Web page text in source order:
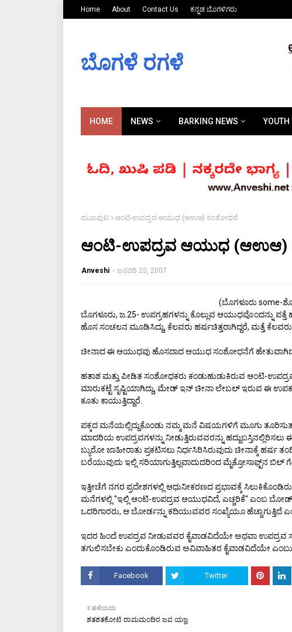
Home About Contact Us ಕನ್ನಡ ಬೊಗಳಿಗರು
ಬೊಗಳೆ ರಗಳೆ
HOME NEWS BARKING NEWS YOUTH
ಮುಖಪುಟ ಆಂಟಿ-ಉಪದ್ರವ ಆಯುಧ (ಆಉಆ) ಸಂಶೋಧನೆ
ಆಂಟಿ-ಉಪದ್ರವ ಆಯುಧ (ಆಉಆ)
Anveshi - ಜನವರಿ 25, 2007
(ಬೊಗಳೂರು some-
ಬೊಗಳೂರು, ಜ.25- ಉಪಗ್ರಹಗಳನ್ನು ಕೊಲ್ಲುವ ಆಯುಧವೊಂದನ್ನು ಪತ್ತೆ
ಹೊಸ ಸಂಚಲನ ಮೂಡಿಸಿದ್ದು, ಕೆಲವರು ಹರ್ಷಚಿತ್ತರಾಗಿದ್ದರೆ, ಮತ್ತೆ ಕೆಲವರು
ಚೀನಾದ ಈ ಆಯುಧವು ಹೊಸದಾದ ಆಯುಧ ಸಂಶೋಧನೆಗೆ
ಹತಾಶ ಮತ್ತು ಪೀಡಿತ ಸಂಶೋಧಕರು ಕಂಡುಹುಡುಕಿರುವ ಆಂಟಿ-
ಮಾರುಕಟ್ಟೆ ಸೃಷ್ಟಿಯಾಗಿದ್ದು, ಮೇಡ್ ಇನ್ ಚೀನಾ ಲೇಬಲ್ ಇರುವ ಈ
ಕೂತು ಕಾಯುತ್ತಿದ್ದಾರೆ.
ಪಕ್ಕದ ಮನೆಯಲ್ಲಿದ್ದುಕೊಂಡು ನಮ್ಮ ಮನೆ ವಿಷಯಗಳಿಗೆ ಮೂಗು
ಮಾದರಿಯ ಉಪದ್ರವಗಳನ್ನು ನೀಡುತ್ತಿರುವವರನ್ನು
ಬ್ಯುರೋ ಜಾಹೀರಾತು ಪ್ರಕಟಿಸಲು ನಿರ್ಧಸಿರಿಸಿರುವುದು ಚೀನಾಕ್ಕೆ ಹರ್ಷ
ಬರೆಯುವುದು ಇಲ್ಲಿ ಸರಿಯಾಗುತ್ತಿಲ್ಲವಾದುದರಿಂದ ಮೈಕ್ರೋಸಾಫ್ಟ್‌ನ ಬಿಲ್
ಇತ್ತೀಚೆಗೆ ನಗರ ಪ್ರದೇಶಗಳಲ್ಲಿ ಆಧುನೀಕರಣದ ಪ್ರಭಾವಕ್ಕೆ
ಮನೆಗಳಲ್ಲಿ "ಇಲ್ಲಿ ಆಂಟಿ-ಉಪದ್ರವ ಆಯುಧವಿದೆ, ಎಚ್ಚರಿಕೆ" ಎಂಬ
ಒದರಿಗಾರರು, ಆ ಬೋರ್ಡನ್ನು ಕದಿಯುವವರ ಸಂಖ್ಯೆಯೂ ಹೆಚ್ಚಾಗುತ್ತಿದೆ
ಇದರ ಹಿಂದೆ ಉಪದ್ರವ ನೀಡುವವರ ಕೈವಾಡವಿದೆಯೇ ಅಥವಾ
ತಗುಲಿಸಬೇಕು ಎಂದುಕೊಂಡಿರುವ ಅವಿವಾಹಿತರ ಕೈವಾಡವಿದೆಯೇ
Facebook Twitter
ಹಳೆಯದು
ಶತಶತಕೋಟಿ ರಾಮಮಂದಿರ ಜಪ ಯಜ್ಞ